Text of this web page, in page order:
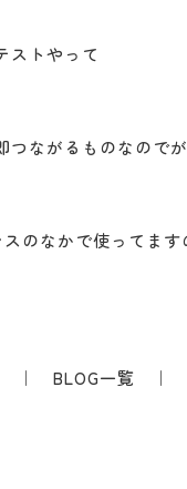
ストやって
つながるものなので
のなかで使ってま
｜BLOG一覧